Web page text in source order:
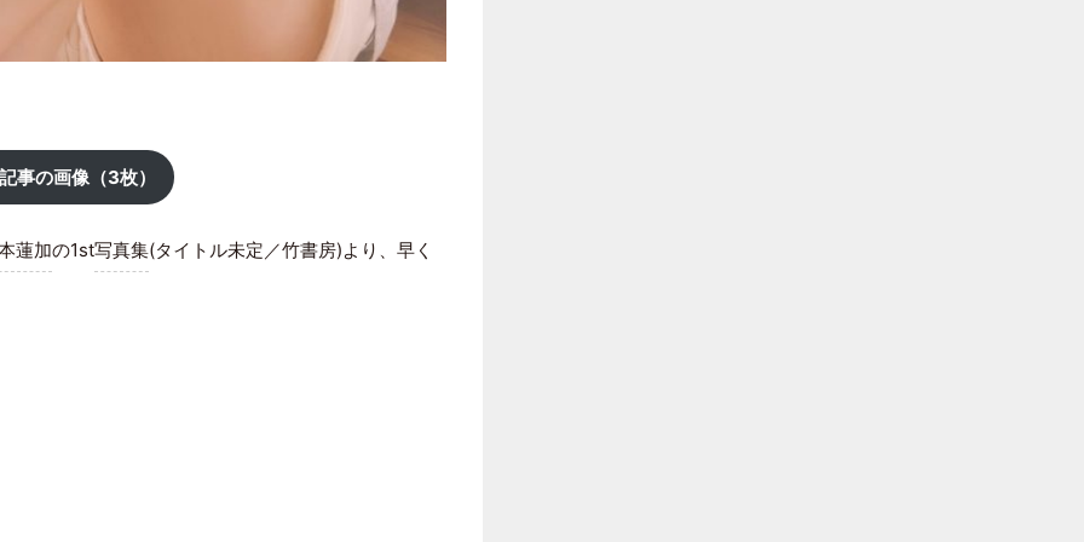
事の画像（3枚）
蓮加の1st写真集(タイトル未定／竹書房)より、早く